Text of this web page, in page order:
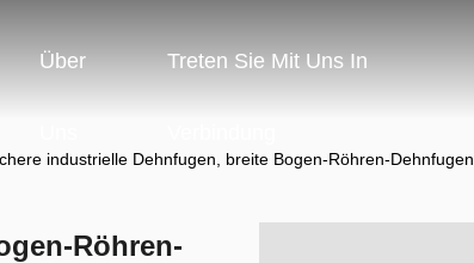
Über Treten Sie Mit Uns In
industrielle Dehnfugen, breite Bogen-Röhren-Dehnfugen
Röhren-